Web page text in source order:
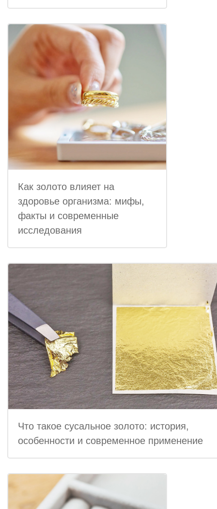
Как золото влияет на
здоровье организма: мифы,
факты и современные
исследования
Что такое сусальное золото: история,
особенности и современное применение